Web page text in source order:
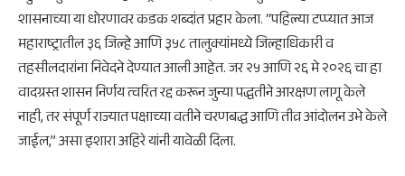
शासनाच्या या धोरणावर कडक शब्दांत प्रहार केला. “पहिल्या टप्प्यात आज
महाराष्ट्रातील ३६ जिल्हे आणि ३५८ तालुक्यांमध्ये जिल्हाधिकारी व
तहसीलदारांना निवेदने देण्यात आली आहेत. जर २५ आणि २६ मे २०२६ चा हा
वादग्रस्त शासन निर्णय त्वरित रद्द करून जुन्या पद्धतीने आरक्षण लागू केले
नाही, तर संपूर्ण राज्यात पक्षाच्या वतीने चरणबद्ध आणि तीव्र आंदोलन उभे केले
जाईल,” असा इशारा अहिरे यांनी यावेळी दिला.